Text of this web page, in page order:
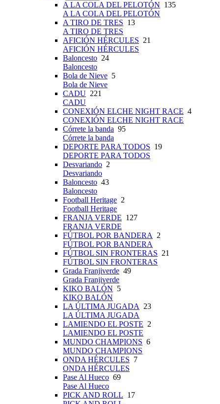
A LA COLA DEL PELOTÓN 135
A LA COLA DEL PELOTÓN
A TIRO DE TRES 13
A TIRO DE TRES
AFICIÓN HÉRCULES 21
AFICIÓN HÉRCULES
Baloncesto 24
Baloncesto
Bola de Nieve 5
Bola de Nieve
CADU 221
CADU
CONEXIÓN ELCHE NIGHT RACE 4
CONEXIÓN ELCHE NIGHT RACE
Córrete la banda 95
Córrete la banda
DEPORTE PARA TODOS 19
DEPORTE PARA TODOS
Desvariando 2
Desvariando
Baloncesto 43
Baloncesto
Football Heritage 2
Football Heritage
FRANJA VERDE 127
FRANJA VERDE
FÚTBOL POR BANDERA 2
FÚTBOL POR BANDERA
FÚTBOL SIN FRONTERAS 21
FÚTBOL SIN FRONTERAS
Grada Franjiverde 49
Grada Franjiverde
KIKO BALÓN 5
KIKO BALÓN
LA ÚLTIMA JUGADA 23
LA ÚLTIMA JUGADA
LAMIENDO EL POSTE 2
LAMIENDO EL POSTE
MUNDO CHAMPIONS 6
MUNDO CHAMPIONS
ONDA HÉRCULES 7
ONDA HÉRCULES
Pase Al Hueco 69
Pase Al Hueco
PICK AND ROLL 17